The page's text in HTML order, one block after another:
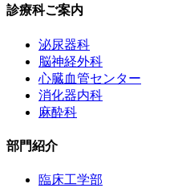
診療科ご案内
泌尿器科
脳神経外科
心臓血管センター
消化器内科
麻酔科
部門紹介
臨床工学部